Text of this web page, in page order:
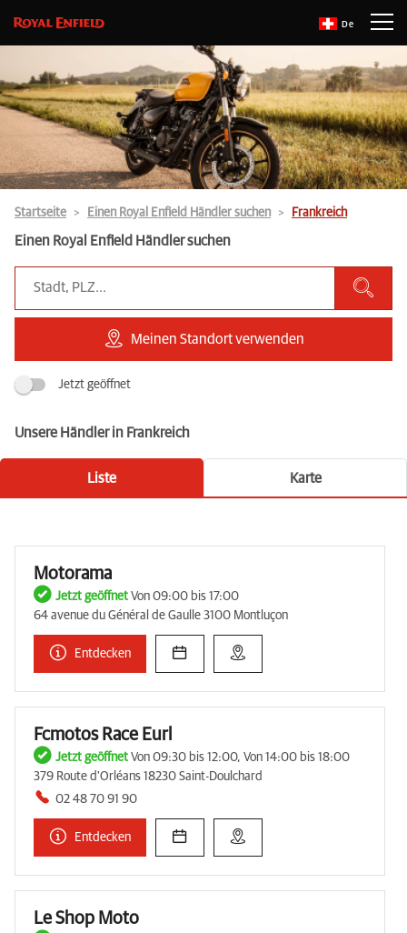
De
Startseite Einen Royal Enfield Händler suchen Frankreich
Einen Royal Enfield Händler suchen
Meinen Standort verwenden
Jetzt geöffnet
Unsere Händler in Frankreich
Liste Karte
Motorama
Jetzt geöffnet Von 09:00 bis 17:00
64 avenue du Général de Gaulle 3100 Montluçon
Entdecken
Fcmotos Race Eurl
Jetzt geöffnet Von 09:30 bis 12:00, Von 14:00 bis 18:00
379 Route d'Orléans 18230 Saint-Doulchard
02 48 70 91 90
Entdecken
Le Shop Moto